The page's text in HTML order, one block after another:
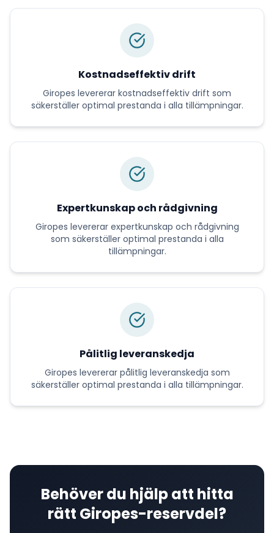
Kostnadseffektiv drift
Giropes levererar kostnadseffektiv drift som
säkerställer optimal prestanda i alla tillämpningar.
Expertkunskap och rådgivning
Giropes levererar expertkunskap och rådgivning
som säkerställer optimal prestanda i alla
tillämpningar.
Pålitlig leveranskedja
Giropes levererar pålitlig leveranskedja som
säkerställer optimal prestanda i alla tillämpningar.
Behöver du hjälp att hitta
rätt Giropes-reservdel?